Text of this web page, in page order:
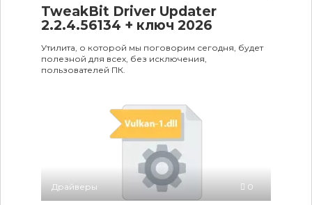
TweakBit Driver Updater
2.2.4.56134 + ключ 2026
Утилита, о которой мы поговорим сегодня, будет
полезной для всех, без исключения,
пользователей ПК.
Драйверы 0